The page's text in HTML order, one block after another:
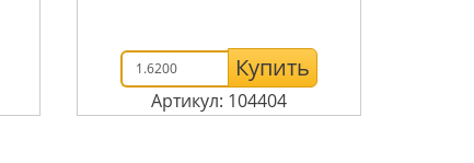
Купить
Артикул: 104404